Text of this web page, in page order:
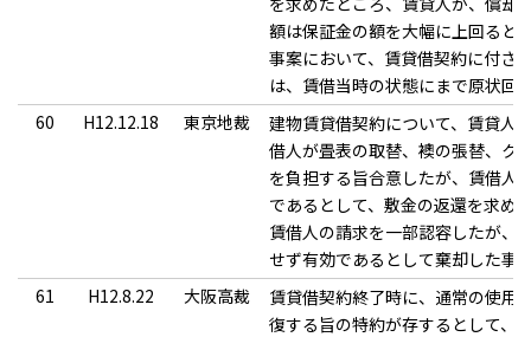
額は保証金の額を大幅に上回ると
事案において、賃貸借契約に付さ
は、賃借当時の状態にまで原状回
60
H12.12.18 東京地裁
建物賃貸借契約について、賃貸人
借人が畳表の取替、襖の張替、ク
を負担する旨合意したが、賃借人
であるとして、敷金の返還を求め
賃借人の請求を一部認容したが、
せず有効であるとして棄却した事
61
H12.8.22 大阪高裁
賃貸借契約終了時に、通常の使用
復する旨の特約が存するとして、